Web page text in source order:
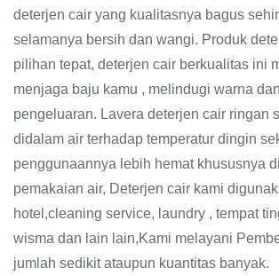
deterjen cair yang kualitasnya bagus
selamanya bersih dan wangi. Produk
pilihan tepat, deterjen cair berkualitas ini
menjaga baju kamu , melindugi warna
pengeluaran. Lavera deterjen cair ringan
didalam air terhadap temperatur dingin
penggunaannya lebih hemat khususnya
pemakaian air, Deterjen cair kami
hotel,cleaning service, laundry , tempat
wisma dan lain lain,Kami melayani
jumlah sedikit ataupun kuantitas banyak.